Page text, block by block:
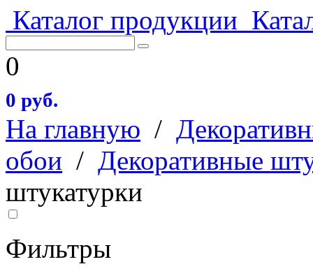
Каталог продукции
0
0 руб.
На главную /
обои / Декоративные
штукатурки
Фильтры